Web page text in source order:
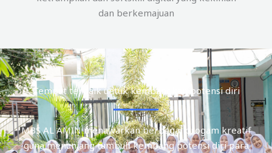
dan berkemajuan
Tempat terbaik untuk kembangkan potensi diri
MBS AL AMIN menawarkan berbagai progam kreatif
guna menunjang tumbuh kembang potensi diri para